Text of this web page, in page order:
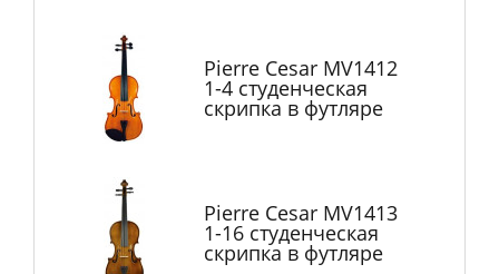
Pierre Cesar MV1412
1-4 студенческая
скрипка в футляре
Pierre Cesar MV1413
1-16 студенческая
скрипка в футляре